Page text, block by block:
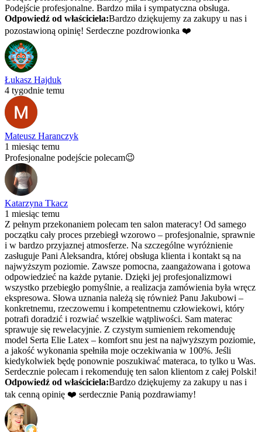
Podejście profesjonalne. Bardzo miła i sympatyczna obsługa.
Odpowiedź od właściciela:Bardzo dziękujemy za zakupy u nas i
pozostawioną opinię! Serdeczne pozdrowionka ❤️
Łukasz Hajduk
4 tygodnie temu
Mateusz Haranczyk
1 miesiąc temu
Profesjonalne podejście polecam😉
Katarzyna Tkacz
1 miesiąc temu
Z pełnym przekonaniem polecam ten salon materacy! Od samego
początku cały proces przebiegł wzorowo – profesjonalnie, sprawnie
i w bardzo przyjaznej atmosferze. Na szczególne wyróżnienie
zasługuje Pani Aleksandra, której obsługa klienta i kontakt są na
najwyższym poziomie. Zawsze pomocna, zaangażowana i gotowa
odpowiedzieć na każde pytanie. Dzięki jej profesjonalizmowi
wszystko przebiegło pomyślnie, a realizacja zamówienia była wręcz
ekspresowa. Słowa uznania należą się również Panu Jakubowi –
konkretnemu, rzeczowemu i kompetentnemu człowiekowi, który
potrafi doradzić i rozwiać wszelkie wątpliwości. Sam materac
sprawuje się rewelacyjnie. Z czystym sumieniem rekomenduję
model Serta Elie Latex – komfort snu jest na najwyższym poziomie,
a jakość wykonania spełniła moje oczekiwania w 100%. Jeśli
kiedykolwiek będę ponownie poszukiwać materaca, to tylko u Was.
Serdecznie polecam i rekomenduję ten salon klientom z całej Polski!
Odpowiedź od właściciela:Bardzo dziękujemy za zakupy u nas i
tak cenną opinię ❤️ serdecznie Panią pozdrawiamy!